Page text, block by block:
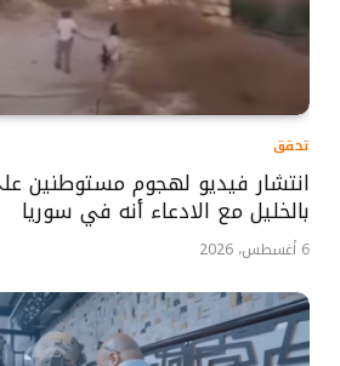
تحقق
انتشار فيديو لهجوم مستوطنين
بالخليل مع الادعاء أنه في سوريا
6 أغسطس، 2026